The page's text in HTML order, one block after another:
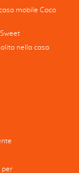
mobile Coco
nella casa
per